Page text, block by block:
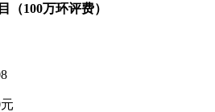
（100万环评费）